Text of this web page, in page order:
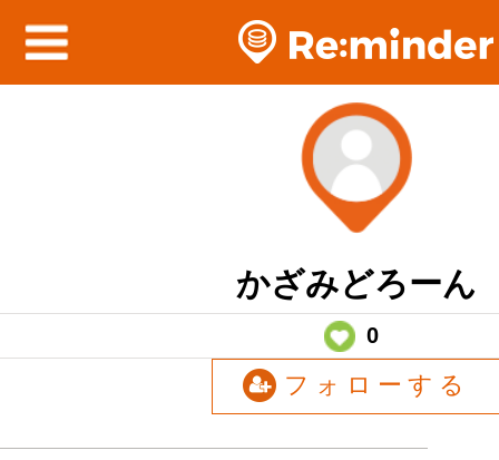
かざみどろーん
0
フォローする